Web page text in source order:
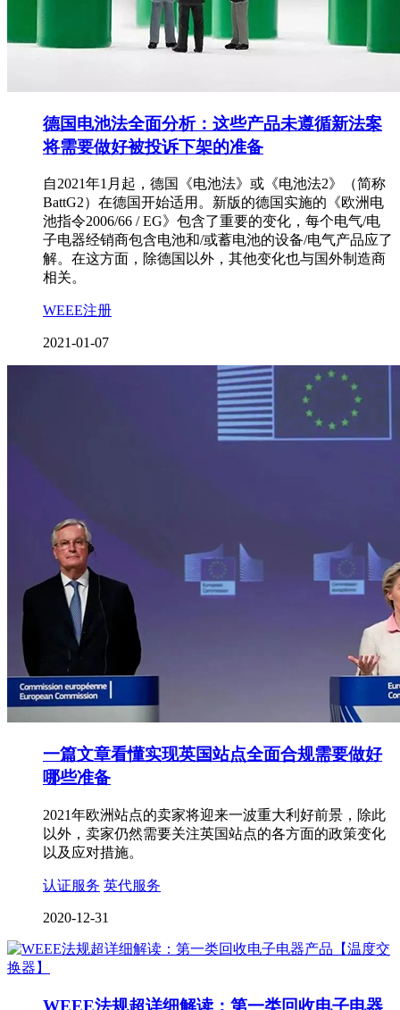
德国电池法全面分析：这些产品未遵循新法案
将需要做好被投诉下架的准备
自2021年1月起，德国《电池法》或《电池法2》（简称
BattG2）在德国开始适用。新版的德国实施的《欧洲电
池指令2006/66 / EG》包含了重要的变化，每个电气/电
子电器经销商包含电池和/或蓄电池的设备/电气产品应了
解。在这方面，除德国以外，其他变化也与国外制造商
相关。
WEEE注册
2021-01-07
一篇文章看懂实现英国站点全面合规需要做好
哪些准备
2021年欧洲站点的卖家将迎来一波重大利好前景，除此
以外，卖家仍然需要关注英国站点的各方面的政策变化
以及应对措施。
认证服务 英代服务
2020-12-31
WEEE法规超详细解读：第一类回收电子电器